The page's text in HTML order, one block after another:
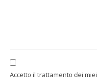
Accetto il trattamento dei miei